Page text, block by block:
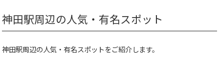
神田駅周辺の人気・有名スポット
神田駅周辺の人気・有名スポットをご紹介します。